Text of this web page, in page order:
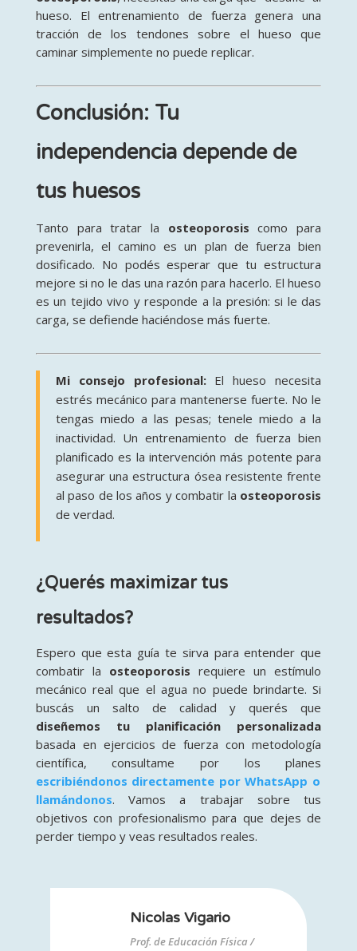
hueso. El entrenamiento de fuerza genera una
tracción de los tendones sobre el hueso que
caminar simplemente no puede replicar.
Conclusión: Tu
independencia depende de
tus huesos
Tanto para tratar la osteoporosis como para
prevenirla, el camino es un plan de fuerza bien
dosificado. No podés esperar que tu estructura
mejore si no le das una razón para hacerlo. El hueso
es un tejido vivo y responde a la presión: si le das
carga, se defiende haciéndose más fuerte.
Mi consejo profesional:El hueso necesita
estrés mecánico para mantenerse fuerte. No le
tengas miedo a las pesas; tenele miedo a la
inactividad. Un entrenamiento de fuerza bien
planificado es la intervención más potente para
asegurar una estructura ósea resistente frente
al paso de los años y combatir la osteoporosis
de verdad.
¿Querés maximizar tus
resultados?
Espero que esta guía te sirva para entender que
combatir la osteoporosis requiere un estímulo
mecánico real que el agua no puede brindarte. Si
buscás un salto de calidad y querés que
diseñemos tu planificación personalizada
basada en ejercicios de fuerza con metodología
científica, consultame por los planes
escribiéndonos directamente por WhatsApp o
llamándonos. Vamos a trabajar sobre tus
objetivos con profesionalismo para que dejes de
perder tiempo y veas resultados reales.
Nicolas Vigario
Prof. de Educación Física /